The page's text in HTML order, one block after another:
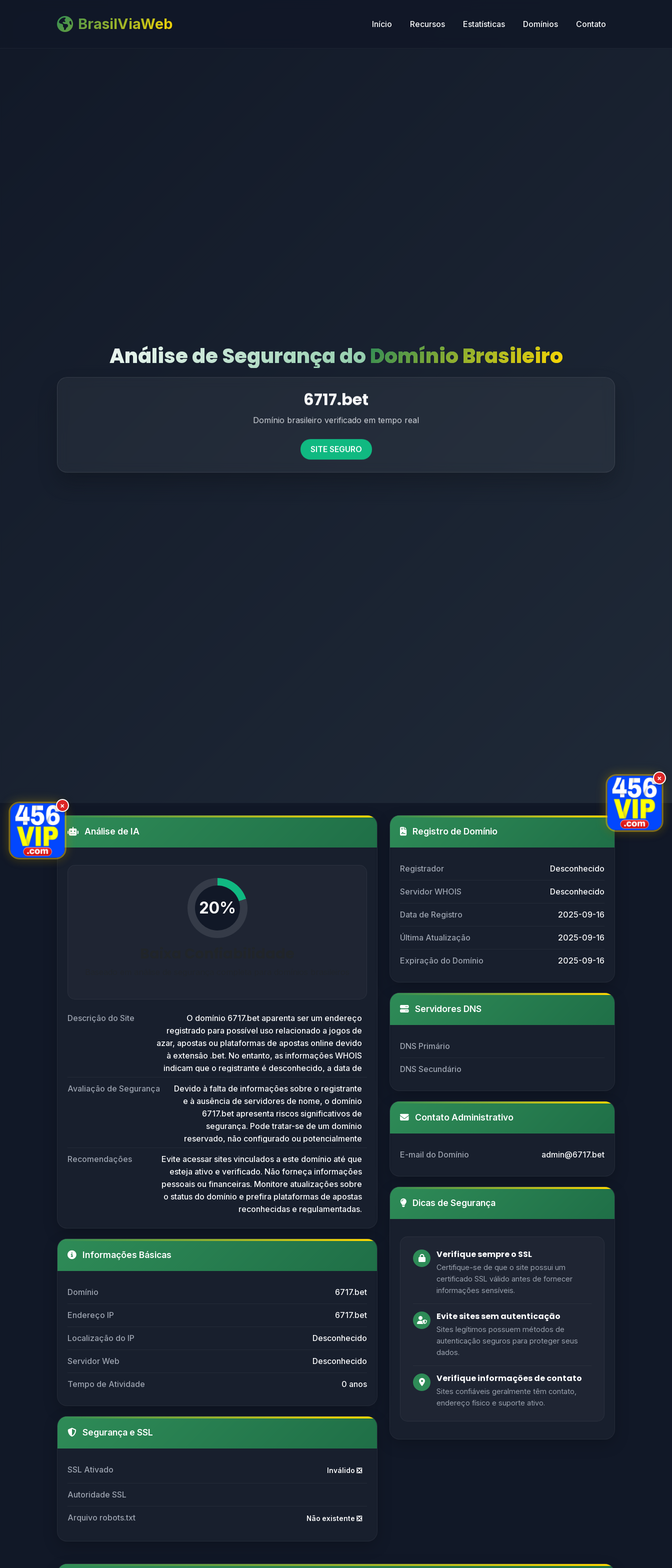
BrasilViaWeb Início Recursos Estatísticas Domínios Contato
Análise de Segurança doDomínio Brasileiro
6717.bet
Domínio brasileiro verificado em tempo real
SITE SEGURO
Análise de IA
20%
Descrição do Site
O domínio 6717.bet aparenta ser um endereço
registrado para possível uso relacionado a jogos de
azar, apostas ou plataformas de apostas online devido
à extensão .bet. No entanto, as informações WHOIS
indicam que o registrante é desconhecido, a data de
setembro de 2025), e não há servidores de nome
configurados, sugerindo que o domínio ainda não está
ativo ou configurado para um website funcional.
Avaliação de Segurança
Devido à falta de informações sobre o registrante
e à ausência de servidores de nome, o domínio
6717.bet apresenta riscos significativos de
segurança. Pode tratar-se de um domínio
reservado, não configurado ou potencialmente
Recomenda-se cautela, especialmente porque
domínios .bet são frequentemente alvos de golpes
relacionados a apostas. Usuários devem evitar
fornecer dados pessoais ou financeiros em sites
vinculados a este domínio até que sua legitimidade
Recomendações
Evite acessar sites vinculados a este domínio até que
esteja ativo e verificado. Não forneça informações
pessoais ou financeiras. Monitore atualizações sobre
o status do domínio e prefira plataformas de apostas
reconhecidas e regulamentadas.
Informações Básicas
Domínio 6717.bet
Endereço IP 6717.bet
Localização do IP Desconhecido
Servidor Web Desconhecido
Tempo de Atividade 0 anos
Segurança e SSL
SSL Ativado Inválido ❎
Autoridade SSL
Arquivo robots.txt Não existente ❎
Registro de Domínio
Registrador Desconhecido
Servidor WHOIS Desconhecido
Data de Registro 2025-09-16
Última Atualização 2025-09-16
Expiração do Domínio 2025-09-16
Servidores DNS
DNS Primário
DNS Secundário
Contato Administrativo
E-mail do Domínio admin@6717.bet
Dicas de Segurança
Verifique sempre o SSL
Certifique-se de que o site possui um
certificado SSL válido antes de fornecer
informações sensíveis.
Evite sites sem autenticação
Sites legítimos possuem métodos de
autenticação seguros para proteger seus
dados.
Verifique informações de contato
Sites confiáveis geralmente têm contato,
endereço físico e suporte ativo.
×
×